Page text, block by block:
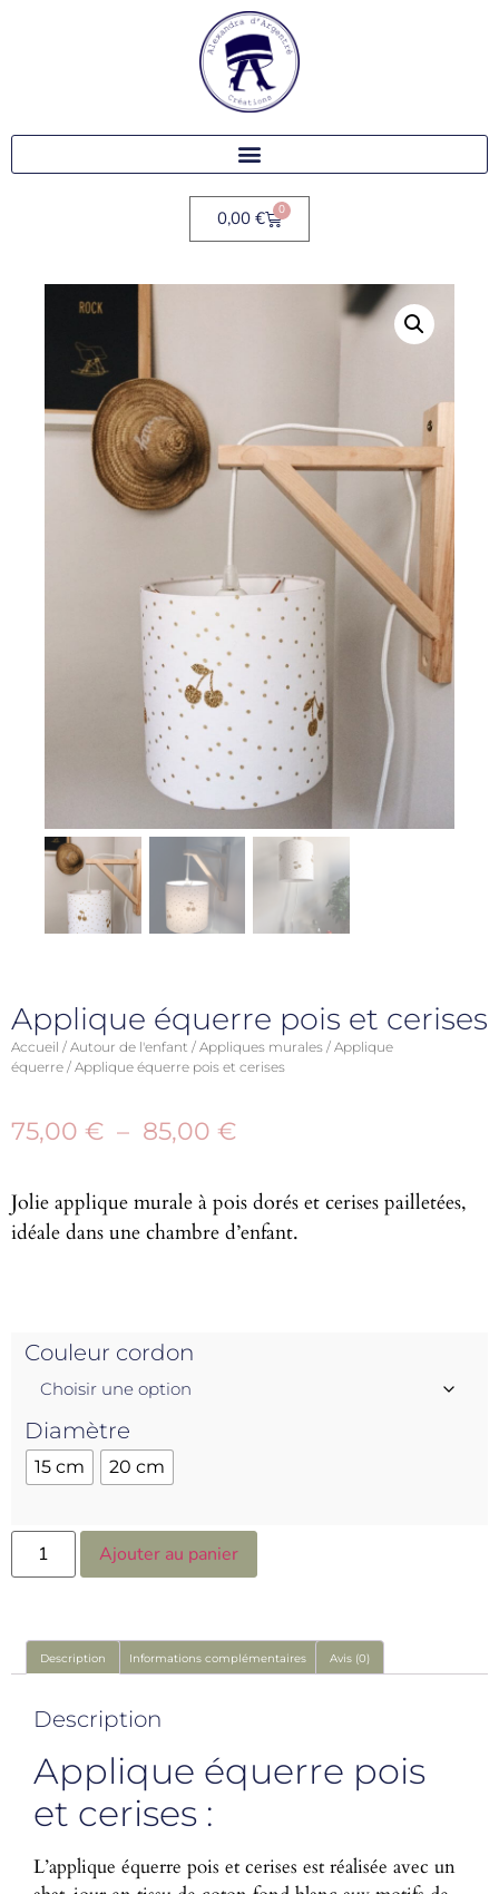
0,00 € 0
Applique équerre pois et cerises
Accueil / Autour de l'enfant / Appliques murales / Applique
équerre / Applique équerre pois et cerises
75,00 € – 85,00 €
Jolie applique murale à pois dorés et cerises pailletées,
idéale dans une chambre d’enfant.
Couleur cordon
Diamètre
15 cm 20 cm
Ajouter au panier
Description Informations complémentaires Avis (0)
Description
Applique équerre pois
et cerises :
L’applique équerre pois et cerises est réalisée avec un